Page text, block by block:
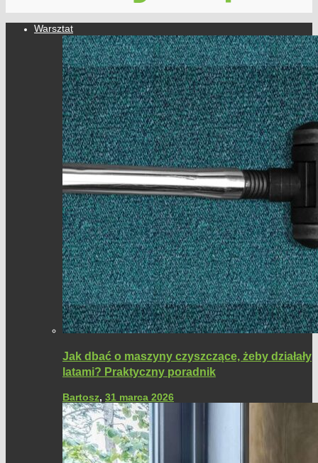
Warsztat
Jak dbać o maszyny czyszczące, żeby działały
latami? Praktyczny poradnik
Bartosz, 31 marca 2026